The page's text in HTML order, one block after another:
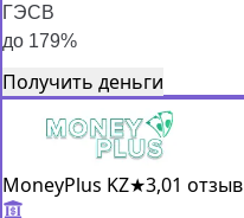
ГЭСВ
до 179%
Получить деньги
MoneyPlus KZ★3,01 отзыв